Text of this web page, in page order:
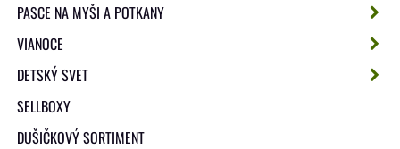
PASCE NA MYŠI A POTKANY
VIANOCE
DETSKÝ SVET
SELLBOXY
DUŠIČKOVÝ SORTIMENT